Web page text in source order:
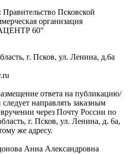
Псковской
организация
60"
г. Псков, ул. Ленина, д.6а
ответа на публикацию/
направлять заказным
через Почту России по
г. Псков, ул. Ленина, д. 6а,
же адресу.
Анна Александровна